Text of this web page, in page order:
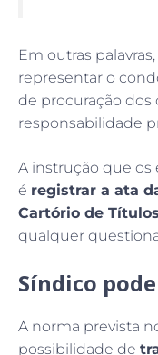
Em outras
representar o
de procuração
responsabilidade
A instrução que os
é registrar a ata
Cartório de
qualquer
Síndico
A norma prevista
possibilidade de